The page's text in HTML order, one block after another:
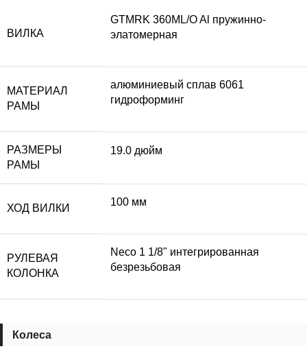
ВИЛКА
GTMRK 360ML/O Al пружинно-
элатомерная
МАТЕРИАЛ
РАМЫ
алюминиевый сплав 6061
гидроформинг
РАЗМЕРЫ
РАМЫ
19.0 дюйм
ХОД ВИЛКИ
100 мм
РУЛЕВАЯ
КОЛОНКА
Neco 1 1/8" интегрированная
безрезьбовая
Колеса